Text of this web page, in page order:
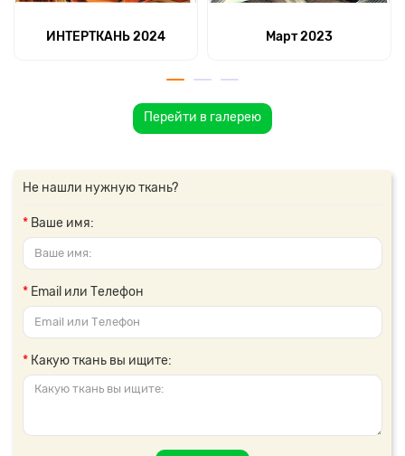
ИНТЕРТКАНЬ 2024 Март 2023
Перейти в галерею
Не нашли нужную ткань?
Ваше имя:
Email или Телефон
Какую ткань вы ищите: